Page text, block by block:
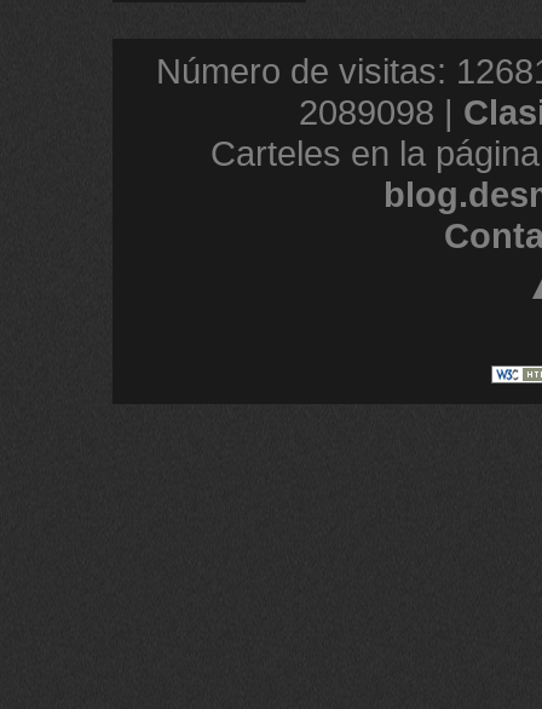
Número de visitas:
2089098 |
Carteles en la